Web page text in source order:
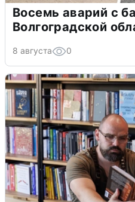
Восемь аварий с
Волгоградской
8 августа 0